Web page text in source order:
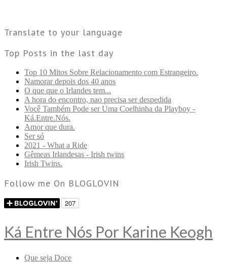
Translate to your language
Top Posts in the last day
Top 10 Mitos Sobre Relacionamento com Estrangeiro.
Namorar depois dos 40 anos
O que que o Irlandes tem...
A hora do encontro, nao precisa ser despedida
Você Também Pode ser Uma Coelhinha da Playboy -
Ká.Entre.Nós.
Amor que dura.
Ser só
2021 - What a Ride
Gêmeas Irlandesas - Irish twins
Irish Twins.
Follow me On BLOGLOVIN
Ká Entre Nós Por Karine Keogh
Que seja Doce